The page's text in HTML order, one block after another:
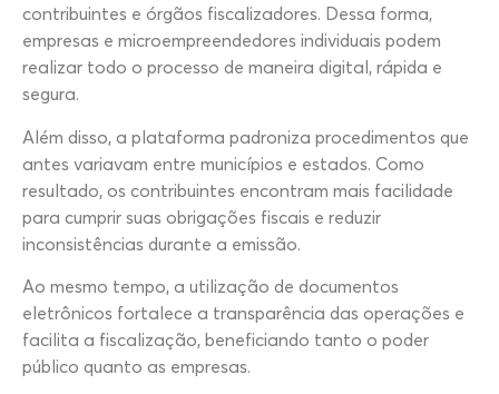
contribuintes e órgãos fiscalizadores. Dessa forma,
empresas e microempreendedores individuais podem
realizar todo o processo de maneira digital, rápida e
segura.
Além disso, a plataforma padroniza procedimentos que
antes variavam entre municípios e estados. Como
resultado, os contribuintes encontram mais facilidade
para cumprir suas obrigações fiscais e reduzir
inconsistências durante a emissão.
Ao mesmo tempo, a utilização de documentos
eletrônicos fortalece a transparência das operações e
facilita a fiscalização, beneficiando tanto o poder
público quanto as empresas.